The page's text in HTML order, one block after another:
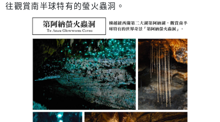
往觀賞南半球特有的螢火蟲洞。